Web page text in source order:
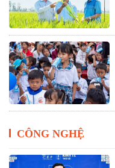
CÔNG NGHỆ